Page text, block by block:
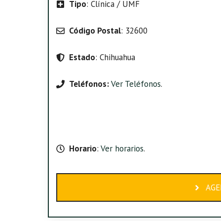
Tipo: Clínica / UMF
Código Postal: 32600
Estado: Chihuahua
Teléfonos:Ver Teléfonos.
Horario: Ver horarios.